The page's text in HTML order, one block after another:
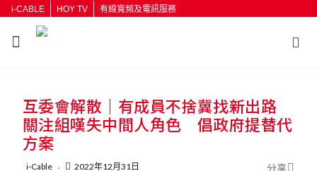
i-CABLE HOY TV 有線寬頻及電訊服務
按輸入鍵開始搜尋
互委會解散｜有成員不捨冀找新出路
關注組嘆失中間人角色 倡政府提替代
方案
i-Cable 2022年12月31日 分享